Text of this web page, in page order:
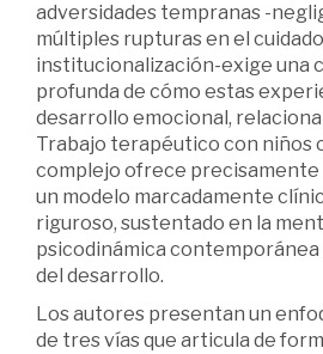
adversidades tempranas -
múltiples rupturas en el
institucionalización-exige una
profunda de cómo estas
desarrollo emocional,
Trabajo terapéutico con niños
complejo ofrece precisamente
un modelo marcadamente
riguroso, sustentado en la
psicodinámica
del desarrollo.
Los autores presentan un
de tres vías que articula de